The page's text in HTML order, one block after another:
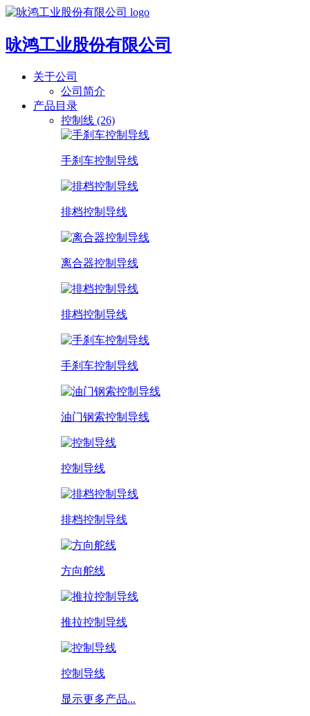
咏鸿工业股份有限公司
关于公司
公司简介
产品目录
控制线 (26)
手刹车控制导线
排档控制导线
离合器控制导线
排档控制导线
手刹车控制导线
油门钢索控制导线
控制导线
排档控制导线
方向舵线
推拉控制导线
控制导线
显示更多产品...